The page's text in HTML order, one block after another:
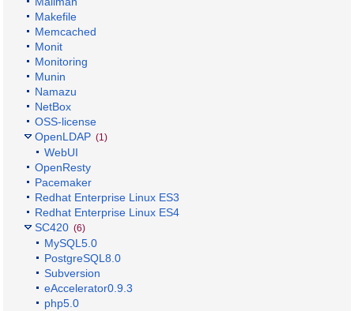
Makefile
Memcached
Monit
Monitoring
Munin
Namazu
NetBox
OSS-license
OpenLDAP (1)
WebUI
OpenResty
Pacemaker
Redhat Enterprise Linux ES3
Redhat Enterprise Linux ES4
SC420 (6)
MySQL5.0
PostgreSQL8.0
Subversion
eAccelerator0.9.3
php5.0